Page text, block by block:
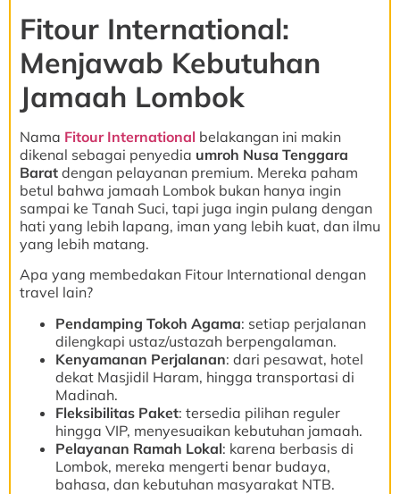
Fitour International:
Menjawab Kebutuhan
Jamaah Lombok
Nama Fitour International belakangan ini makin
dikenal sebagai penyedia umroh Nusa Tenggara
Barat dengan pelayanan premium. Mereka paham
betul bahwa jamaah Lombok bukan hanya ingin
sampai ke Tanah Suci, tapi juga ingin pulang dengan
hati yang lebih lapang, iman yang lebih kuat, dan ilmu
yang lebih matang.
Apa yang membedakan Fitour International dengan
travel lain?
Pendamping Tokoh Agama: setiap perjalanan
dilengkapi ustaz/ustazah berpengalaman.
Kenyamanan Perjalanan: dari pesawat, hotel
dekat Masjidil Haram, hingga transportasi di
Madinah.
Fleksibilitas Paket: tersedia pilihan reguler
hingga VIP, menyesuaikan kebutuhan jamaah.
Pelayanan Ramah Lokal: karena berbasis di
Lombok, mereka mengerti benar budaya,
bahasa, dan kebutuhan masyarakat NTB.